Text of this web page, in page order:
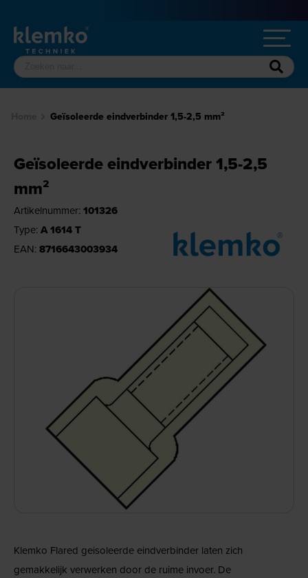
Geïsoleerde eindverbinder 1,5-2,5 mm²
Geïsoleerde eindverbinder 1,5-2,5
mm²
Artikelnummer: 101326
Type: A 1614 T
EAN: 8716643003934
Klemko Flared geisoleerde eindverbinder laten zich
gemakkelijk verwerken door de ruime invoer. De